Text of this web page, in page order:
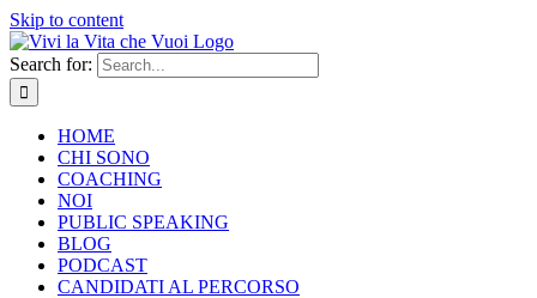
Skip to content
Search for:
HOME
CHI SONO
COACHING
NOI
PUBLIC SPEAKING
BLOG
PODCAST
CANDIDATI AL PERCORSO